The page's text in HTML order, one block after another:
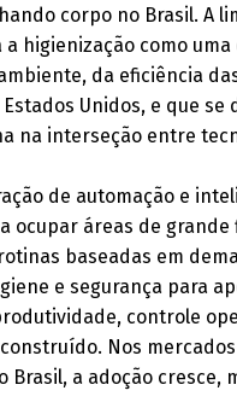
corpo no Brasil. A
a higienização como
da eficiência
Unidos, e que
na interseção entre
de automação e
ocupar áreas de
baseadas em
e segurança para
controle
Nos
Brasil, a adoção